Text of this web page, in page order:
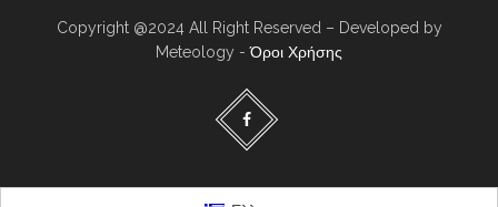
Copyright @2024 All Right Reserved – Developed by
Meteology -Όροι Χρήσης